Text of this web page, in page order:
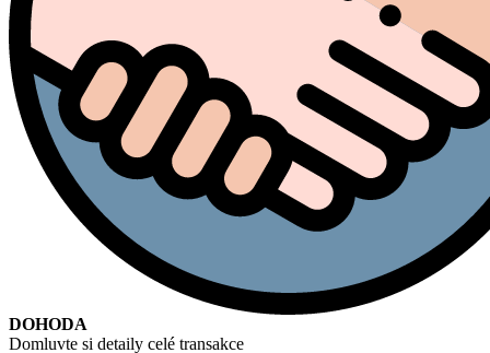
DOHODA
Domluvte si detaily celé transakce